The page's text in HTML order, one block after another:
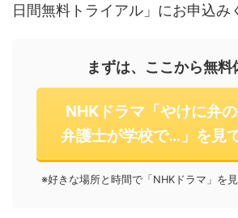
日間無料トライアル」にお申込み
まずは、ここから無料
NHKドラマ「やけに弁
弁護士が学校で…」を見
※好きな場所と時間で「NHKドラマ」を